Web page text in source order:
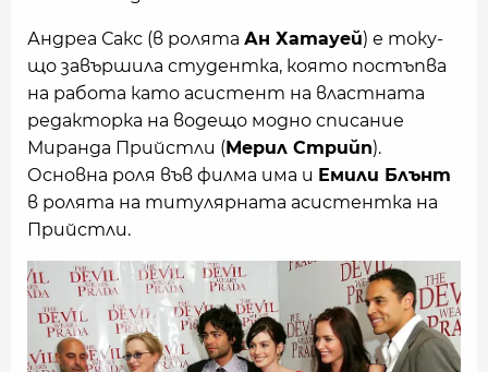
Андреа Сакс (в ролята Ан Хатауей) е току-
що завършила студентка, която постъпва
на работа като асистент на властната
редакторка на водещо модно списание
Миранда Прийстли (Мерил Стрийп).
Основна роля във филма има и Емили Блънт
в ролята на титулярната асистентка на
Прийстли.